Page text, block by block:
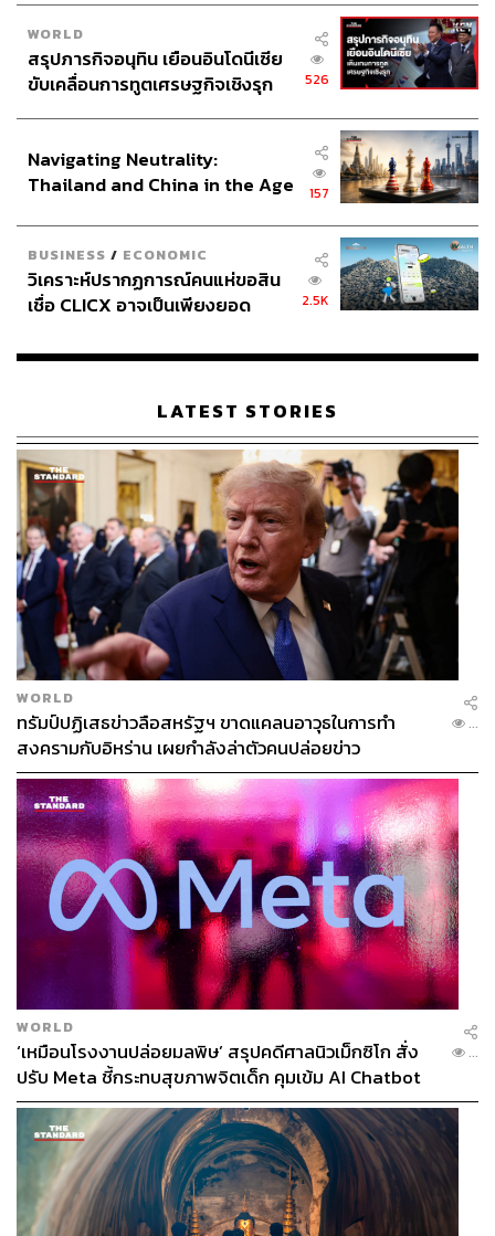
WORLD
สรุปภารกิจอนุทิน เยือนอินโดนีเซีย
ขับเคลื่อนการทูตเศรษฐกิจเชิงรุก
526
Navigating Neutrality:
Thailand and China in the Age
157
BUSINESS / ECONOMIC
วิเคราะห์ปรากฏการณ์คนแห่ขอสิน
เชื่อ CLICX อาจเป็นเพียงยอด
เรือนไทยที่ถูกซุกไว้
2.5K
LATEST STORIES
WORLD
ทรัมป์ปฏิเสธข่าวลือสหรัฐฯ ขาดแคลนอาวุธในการทำ
สงครามกับอิหร่าน เผยกำลังล่าตัวคนปล่อยข่าว
...
WORLD
‘เหมือนโรงงานปล่อยมลพิษ’ สรุปคดีศาลนิวเม็กซิโก สั่ง
ปรับ Meta ชี้กระทบสุขภาพจิตเด็ก คุมเข้ม AI Chatbot
...